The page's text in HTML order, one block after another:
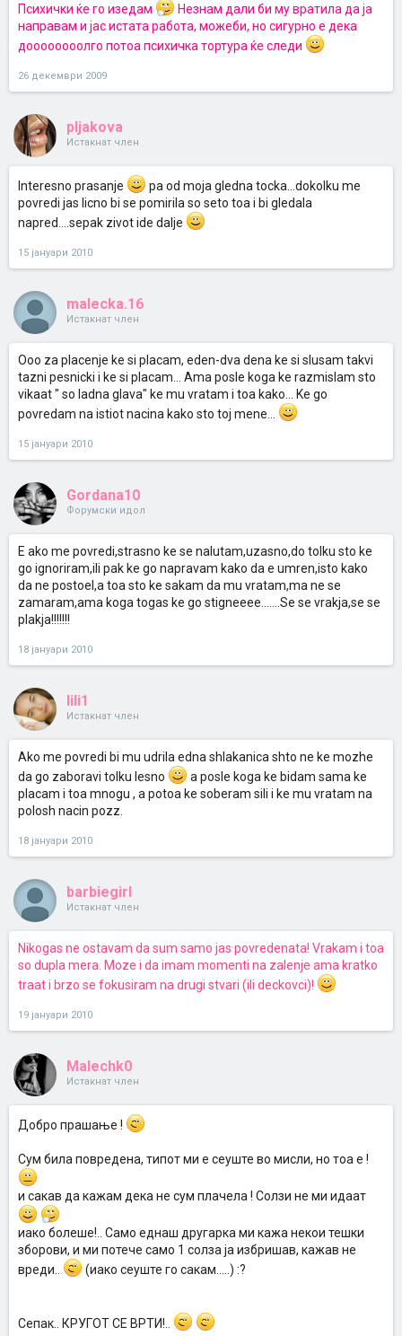
Психички ќе го изедам
Незнам дали би му вратила да ја
направам и јас истата работа, можеби, но сигурно е дека
доооооооолго потоа психичка тортура ќе следи
26 декември 2009
pljakova
Истакнат член
Interesno prasanje
pa od moja gledna tocka...dokolku me
povredi jas licno bi se pomirila so seto toa i bi gledala
napred....sepak zivot ide dalje
15 јануари 2010
malecka.16
Истакнат член
Ooo za placenje ke si placam, eden-dva dena ke si slusam takvi
tazni pesnicki i ke si placam... Ama posle koga ke razmislam sto
vikaat " so ladna glava" ke mu vratam i toa kako... Ke go
povredam na istiot nacina kako sto toj mene...
15 јануари 2010
Gordana10
Форумски идол
E ako me povredi,strasno ke se nalutam,uzasno,do tolku sto ke
go ignoriram,ili pak ke go napravam kako da e umren,isto kako
da ne postoel,a toa sto ke sakam da mu vratam,ma ne se
zamaram,ama koga togas ke go stigneeee.......Se se vrakja,se se
plakja!!!!!!!
18 јануари 2010
lili1
Истакнат член
Ako me povredi bi mu udrila edna shlakanica shto ne ke mozhe
da go zaboravi tolku lesno
a posle koga ke bidam sama ke
placam i toa mnogu , a potoa ke soberam sili i ke mu vratam na
polosh nacin pozz.
18 јануари 2010
barbiegirl
Истакнат член
Nikogas ne ostavam da sum samo jas povredenata! Vrakam i toa
so dupla mera. Moze i da imam momenti na zalenje ama kratko
traat i brzo se fokusiram na drugi stvari (ili deckovci)!
19 јануари 2010
Malechk0
Истакнат член
Добро прашање !
Сум била повредена, типот ми е сеуште во мисли, но тоа е !
и сакав да кажам дека не сум плачела ! Солзи не ми идаат
иако болеше!.. Само еднаш другарка ми кажа некои тешки
зборови, и ми потече само 1 солза ја избришав, кажав не
вреди..
(иако сеуште го сакам.....) :?
Сепак.. КРУГОТ СЕ ВРТИ!..